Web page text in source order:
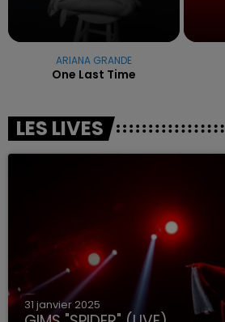
ARIANA GRANDE
One Last Time
LES LIVES
31 janvier 2025